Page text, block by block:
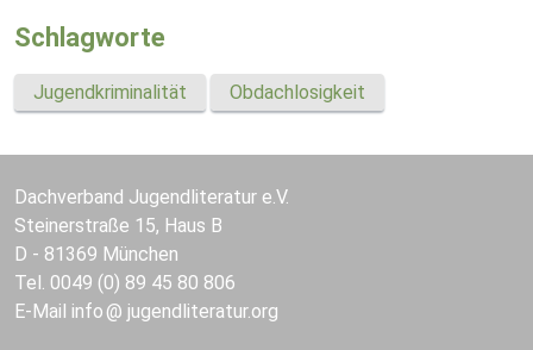
Schlagworte
Jugendkriminalität Obdachlosigkeit
Dachverband Jugendliteratur e.V.
Steinerstraße 15, Haus B
D - 81369 München
Tel. 0049 (0) 89 45 80 806
E-Mail info jugendliteratur.org